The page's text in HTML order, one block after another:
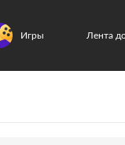
Игры Лента